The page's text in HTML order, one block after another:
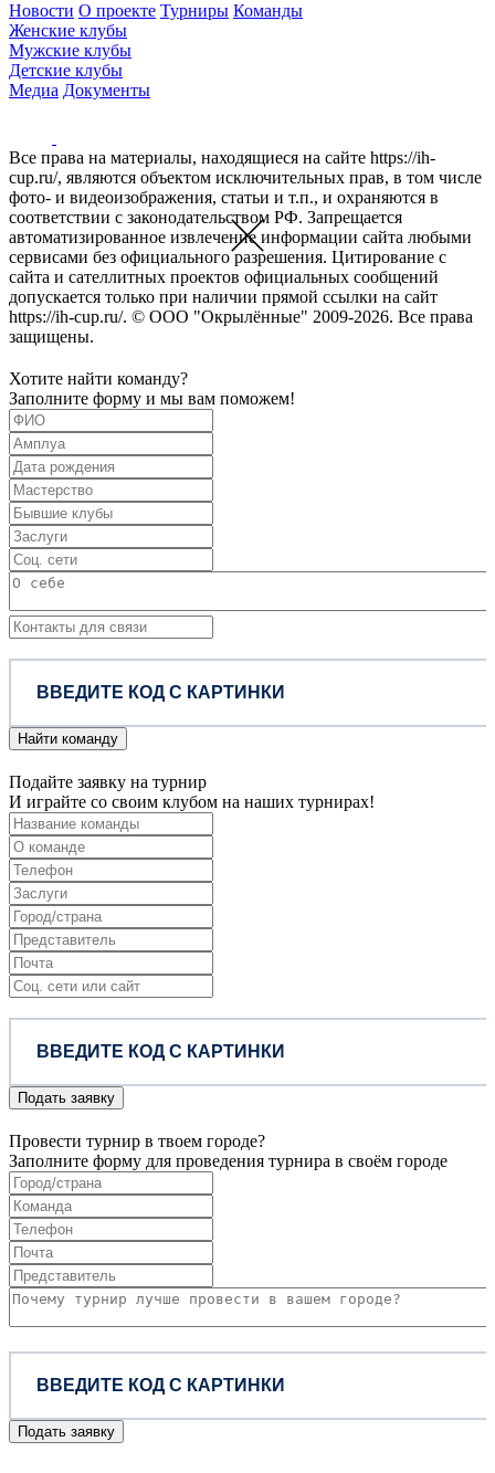
Новости О проекте Турниры Команды
Женские клубы
Мужские клубы
Детские клубы
Медиа Документы
Все права на материалы, находящиеся на сайте https://ih-
cup.ru/, являются объектом исключительных прав, в том числе
фото- и видеоизображения, статьи и т.п., и охраняются в
соответствии с законодательством РФ. Запрещается
автоматизированное извлечение информации сайта любыми
сервисами без официального разрешения. Цитирование с
сайта и сателлитных проектов официальных сообщений
допускается только при наличии прямой ссылки на сайт
https://ih-cup.ru/. © ООО "Окрылённые" 2009-2026. Все права
защищены.
Хотите найти команду?
Заполните форму и мы вам поможем!
Найти команду
Подайте заявку на турнир
И играйте со своим клубом на наших турнирах!
Подать заявку
Провести турнир в твоем городе?
Заполните форму для проведения турнира в своём городе
Подать заявку